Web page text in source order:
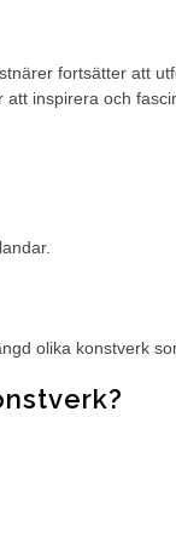
fortsätter att
inspirera och
olika konstverk